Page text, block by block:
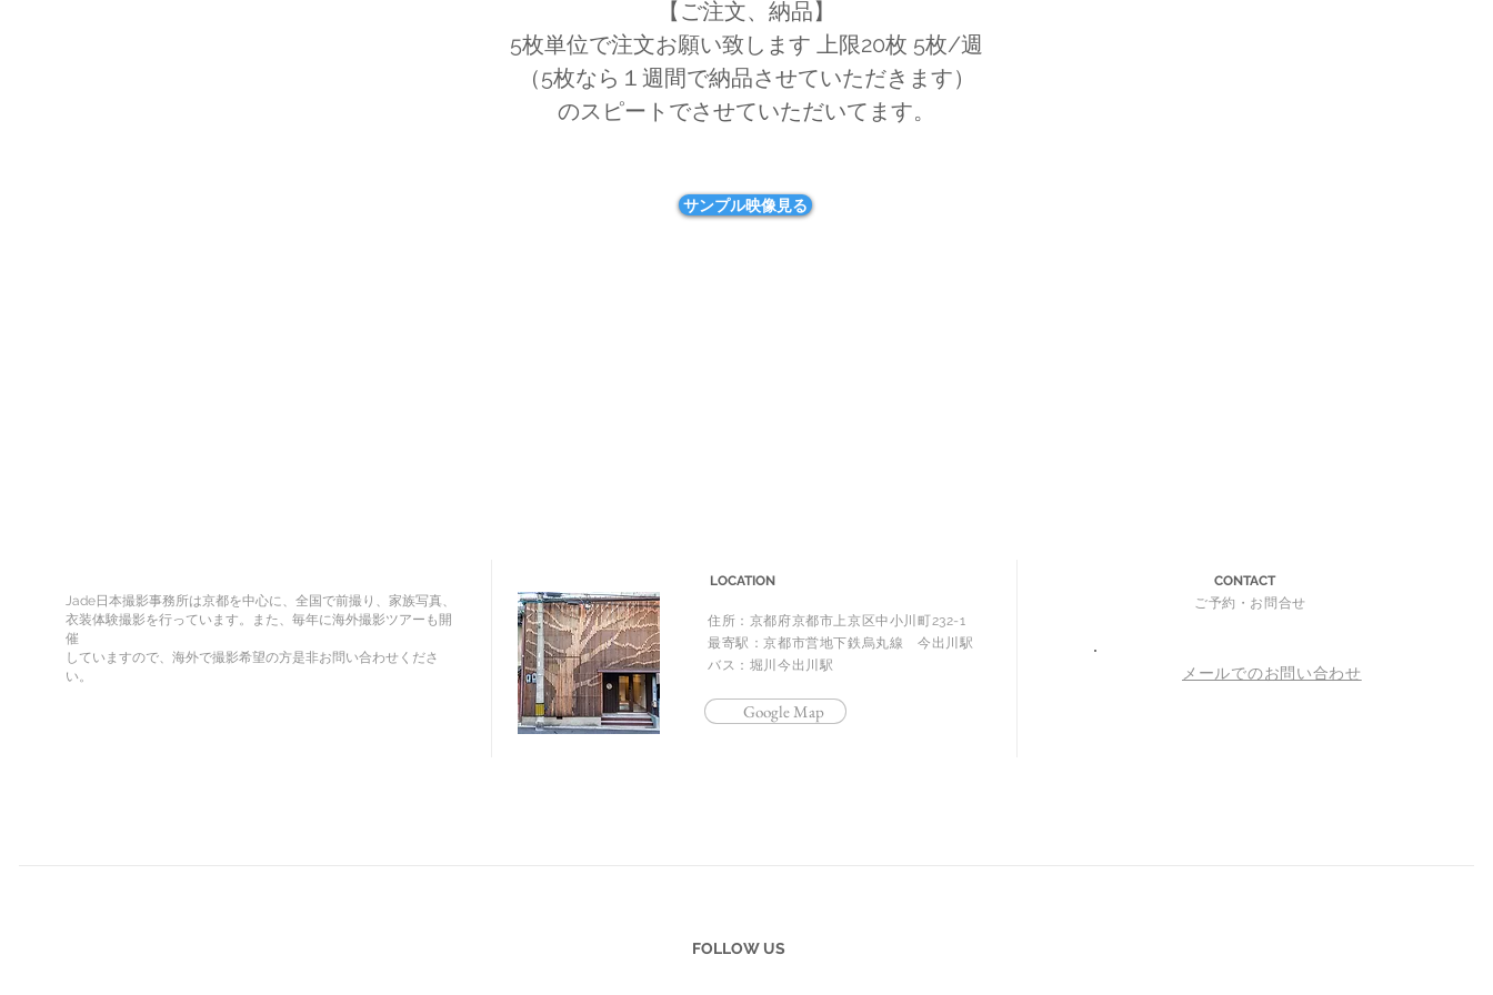
【ご注文、納品】
5枚単位で注文お願い致します 上限20枚 5枚/週
（5枚なら１週間で納品させていただきます）
のスピートでさせていただいてます。
サンプル映像見る
Google Map
LOCATION
Jade日本撮影事務所は京都を中心に、全国で前撮り、家族写真、
衣装体験撮影を行っています。また、毎年に海外撮影ツアーも開
催
していますので、海外で撮影希望の方是非お問い合わせくださ
い。
住所：京都府京都市上京区中小川町232-1
最寄駅：京都市営地下鉄烏丸線 今出川駅
バス：堀川今出川駅
CONTACT
ご予約・お問合せ
メールでのお問い合わせ
FOLLOW US